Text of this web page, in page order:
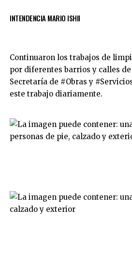
INTENDENCIA MARIO ISHII
Continuaron los trabajos de
por diferentes barrios y calles de
Secretaría de #Obras y #
este trabajo diariamente.